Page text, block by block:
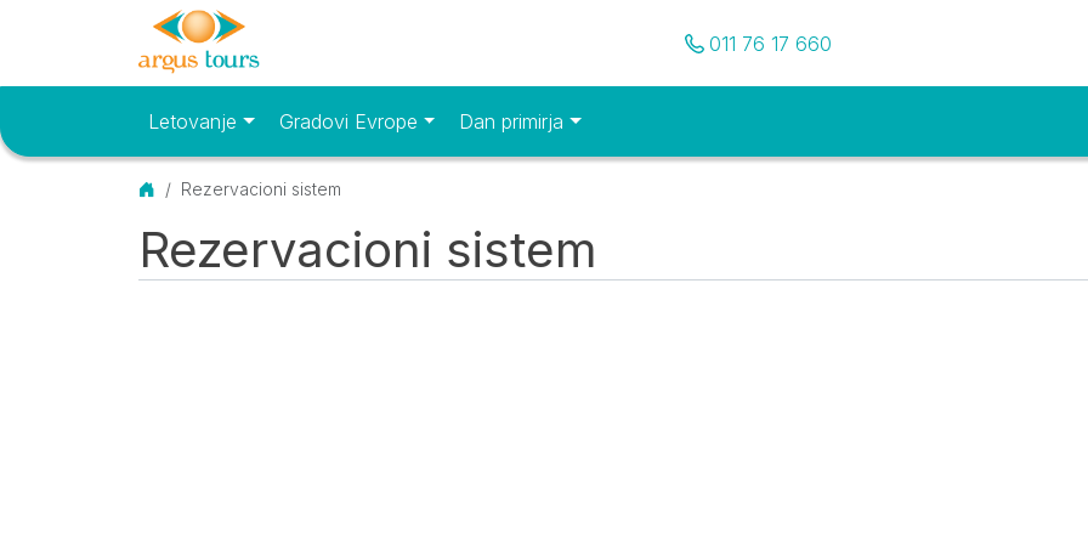
Pozovite nas
011 76 17 660
Osnovni meniLetovanje Gradovi Evrope Dan primirja
Početna
Rezervacioni sistem
Rezervacioni sistem